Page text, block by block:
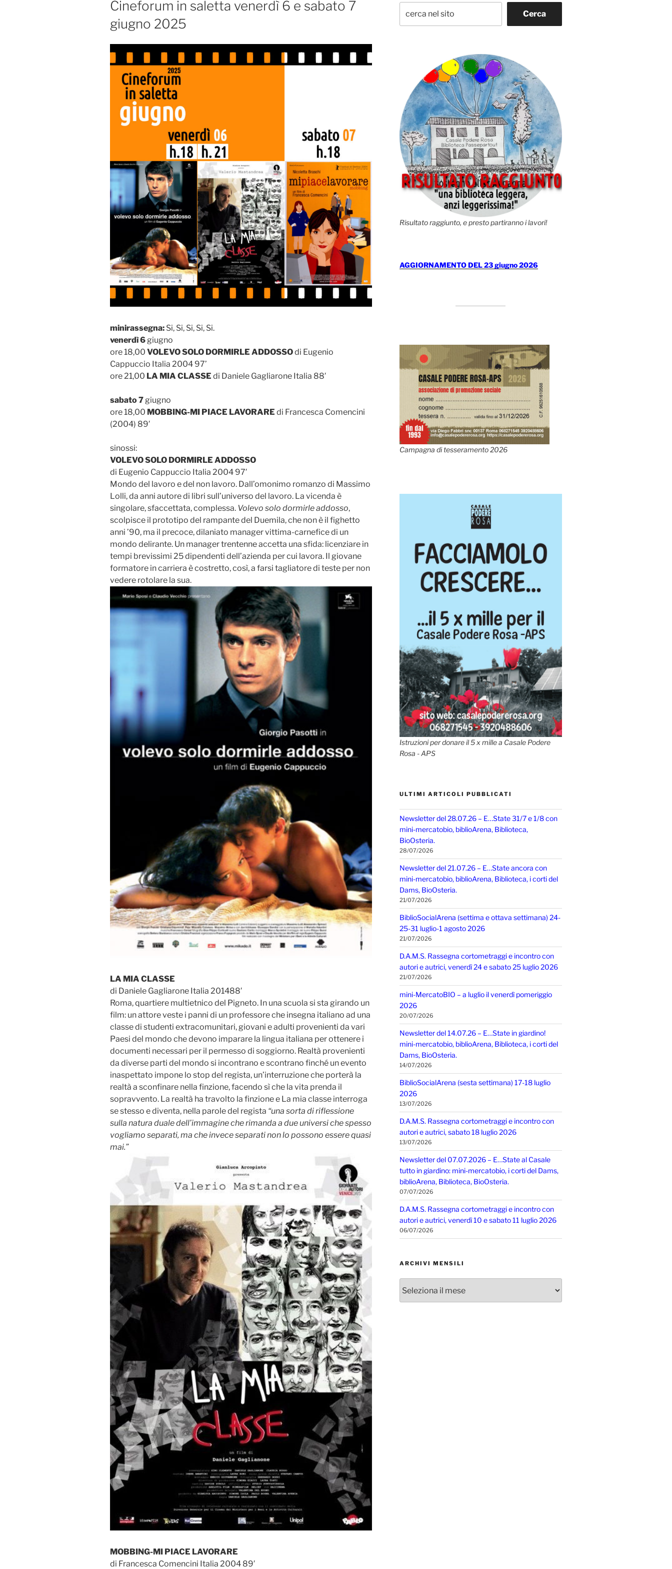
Cineforum in saletta venerdì 6 e sabato 7
giugno 2025
minirassegna: Si, Si, Si, Si, Si.
venerdì 6 giugno
ore 18,00 VOLEVO SOLO DORMIRLE ADDOSSOdi Eugenio
Cappuccio Italia 2004 97’
ore 21,00 LA MIA CLASSE di Daniele Gagliarone Italia 88′
sabato 7 giugno
ore 18,00 MOBBING-MI PIACE LAVORARE di Francesca Comencini
(2004) 89′
sinossi:
VOLEVO SOLO DORMIRLE ADDOSSO
di Eugenio Cappuccio Italia 2004 97′
Mondo del lavoro e del non lavoro. Dall’omonimo romanzo di Massimo
Lolli, da anni autore di libri sull’universo del lavoro. La vicenda è
singolare, sfaccettata, complessa. Volevo solo dormirle addosso,
scolpisce il prototipo del rampante del Duemila, che non è il fighetto
anni ’90, ma il precoce, dilaniato manager vittima-carnefice di un
mondo delirante. Un manager trentenne accetta una sfida: licenziare in
tempi brevissimi 25 dipendenti dell’azienda per cui lavora. Il giovane
formatore in carriera è costretto, così, a farsi tagliatore di teste per non
vedere rotolare la sua.
LA MIA CLASSE
di Daniele Gagliarone Italia 201488′
Roma, quartiere multietnico del Pigneto. In una scuola si sta girando un
film: un attore veste i panni di un professore che insegna italiano ad una
classe di studenti extracomunitari, giovani e adulti provenienti da vari
Paesi del mondo che devono imparare la lingua italiana per ottenere i
documenti necessari per il permesso di soggiorno. Realtà provenienti
da diverse parti del mondo si incontrano e scontrano finché un evento
inaspettato impone lo stop del regista, un’interruzione che porterà la
realtà a sconfinare nella finzione, facendo sì che la vita prenda il
sopravvento. La realtà ha travolto la finzione e La mia classe interroga
se stesso e diventa, nella parole del regista “una sorta di riflessione
sulla natura duale dell’immagine che rimanda a due universi che spesso
vogliamo separati, ma che invece separati non lo possono essere quasi
mai.”
MOBBING-MI PIACE LAVORARE
di Francesca Comencini Italia 2004 89′
Cerca
Risultato raggiunto, e presto partiranno i lavori!
AGGIORNAMENTO DEL 23 giugno 2026
Campagna di tesseramento 2026
Istruzioni per donare il 5 x mille a Casale Podere
Rosa - APS
ULTIMI ARTICOLI PUBBLICATI
Newsletter del 28.07.26 – E…State 31/7 e 1/8 con
mini-mercatobio, biblioArena, Biblioteca,
BioOsteria.
28/07/2026
Newsletter del 21.07.26 – E…State ancora con
mini-mercatobio, biblioArena, Biblioteca, i corti del
Dams, BioOsteria.
21/07/2026
BiblioSocialArena (settima e ottava settimana) 24-
25-31 luglio-1 agosto 2026
21/07/2026
D.A.M.S. Rassegna cortometraggi e incontro con
autori e autrici, venerdì 24 e sabato 25 luglio 2026
21/07/2026
mini-MercatoBIO – a luglio il venerdì pomeriggio
2026
20/07/2026
Newsletter del 14.07.26 – E…State in giardino!
mini-mercatobio, biblioArena, Biblioteca, i corti del
Dams, BioOsteria.
14/07/2026
BiblioSocialArena (sesta settimana) 17-18 luglio
2026
13/07/2026
D.A.M.S. Rassegna cortometraggi e incontro con
autori e autrici, sabato 18 luglio 2026
13/07/2026
Newsletter del 07.07.2026 – E…State al Casale
tutto in giardino: mini-mercatobio, i corti del Dams,
biblioArena, Biblioteca, BioOsteria.
07/07/2026
D.A.M.S. Rassegna cortometraggi e incontro con
autori e autrici, venerdì 10 e sabato 11 luglio 2026
06/07/2026
ARCHIVI MENSILI
mensili